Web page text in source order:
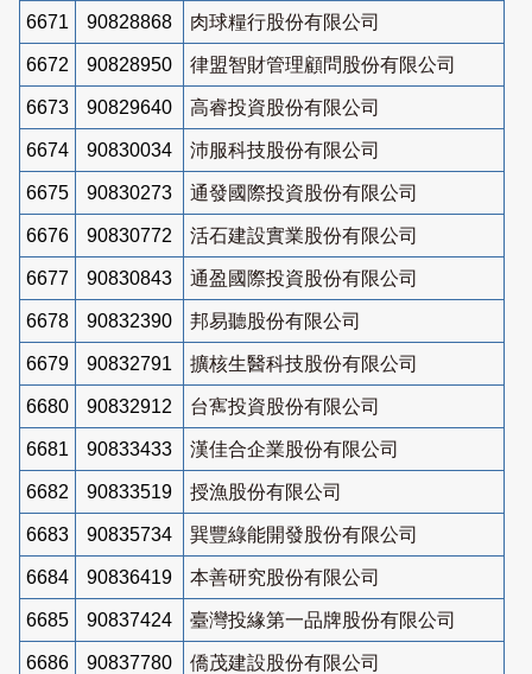
6671 90828868 肉球糧行股份有限公司
6672 90828950 律盟智財管理顧問股份有限公司
6673 90829640 高睿投資股份有限公司
6674 90830034 沛服科技股份有限公司
6675 90830273 通發國際投資股份有限公司
6676 90830772 活石建設實業股份有限公司
6677 90830843 通盈國際投資股份有限公司
6678 90832390 邦易聽股份有限公司
6679 90832791 擴核生醫科技股份有限公司
6680 90832912 台寯投資股份有限公司
6681 90833433 漢佳合企業股份有限公司
6682 90833519 授漁股份有限公司
6683 90835734 巽豐綠能開發股份有限公司
6684 90836419 本善研究股份有限公司
6685 90837424 臺灣投緣第一品牌股份有限公司
6686 90837780 僑茂建設股份有限公司